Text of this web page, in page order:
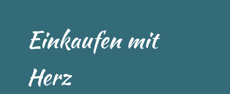
Einkaufen mit
Herz